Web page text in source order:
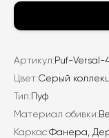
Артикул:Puf-Versal-
Цвет:Серый
Тип:Пуф
Материал обивки:
Каркас:Фанера,